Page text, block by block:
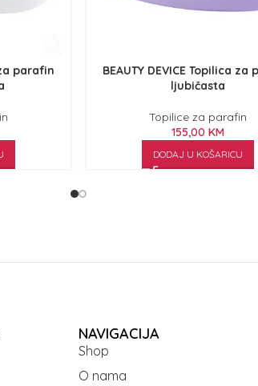
parafin
BEAUTY DEVICE Topilica za
ljubičasta
Topilice za parafin
155,00 KM
DODAJ U KOŠARICU
NAVIGACIJA
Shop
O nama